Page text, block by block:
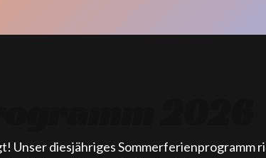
Unser diesjähriges Sommerferienprogramm